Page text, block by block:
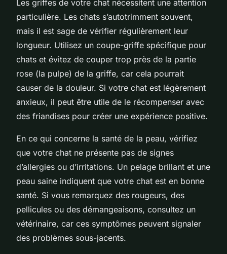
Les griffes de votre chat nécessitent une attention
particulière. Les chats s’autotrimment souvent,
mais il est sage de vérifier régulièrement leur
longueur. Utilisez un coupe-griffe spécifique pour
chats et évitez de couper trop près de la partie
rose (la pulpe) de la griffe, car cela pourrait
causer de la douleur. Si votre chat est légèrement
anxieux, il peut être utile de le récompenser avec
des friandises pour créer une expérience positive.
En ce qui concerne la santé de la peau, vérifiez
que votre chat ne présente pas de signes
d’allergies ou d’irritations. Un pelage brillant et une
peau saine indiquent que votre chat est en bonne
santé. Si vous remarquez des rougeurs, des
pellicules ou des démangeaisons, consultez un
vétérinaire, car ces symptômes peuvent signaler
des problèmes sous-jacents.